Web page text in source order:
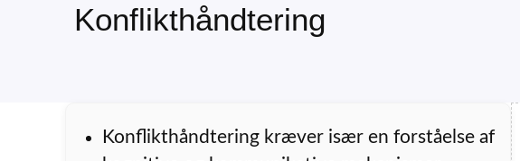
Konflikthåndtering
Konflikthåndtering kræver især en forståelse af